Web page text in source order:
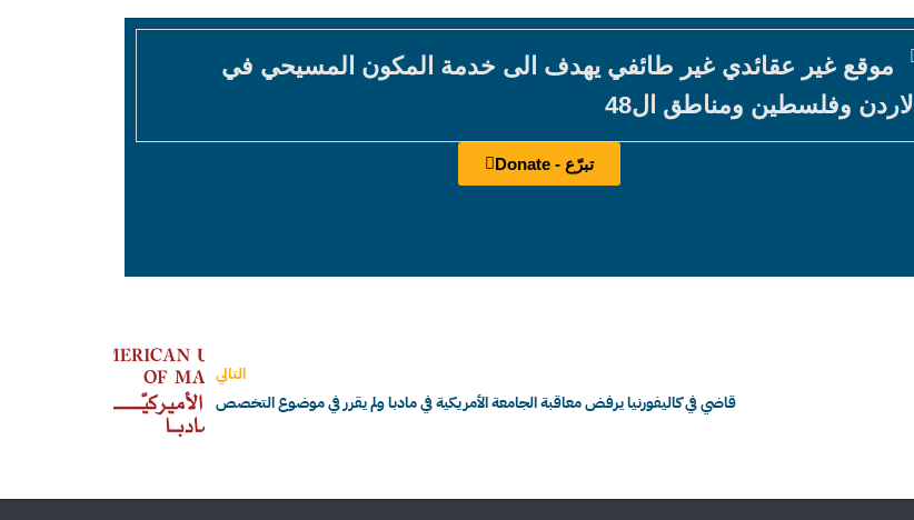
موقع غير عقائدي غير طائفي يهدف الى خدمة المكون المسيحي في
الاردن وفلسطين ومناطق ال48
تبرّع - Donate
التالي
قاضي في كاليفورنيا يرفض معاقبة الجامعة الأمريكية في مادبا ولم يقرر في موضوع التخصص